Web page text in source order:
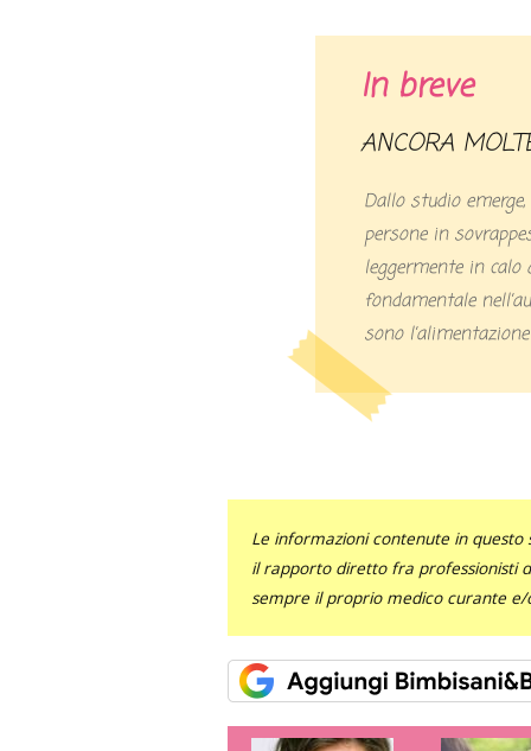
In breve
ANCORA
Dallo studio
persone in
leggermente in calo
fondamentale
sono
Le informazioni contenute in
il rapporto diretto fra professionisti
sempre il proprio medico curante e/